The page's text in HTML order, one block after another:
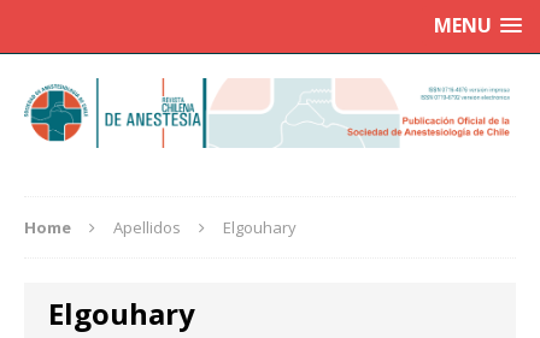
MENU
Home Apellidos Elgouhary
Elgouhary